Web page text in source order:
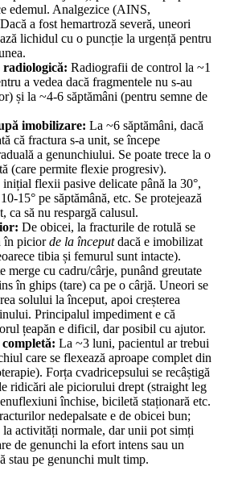
edemul. Analgezice (AINS,
a fost hemartroză severă, uneori
lichidul cu o puncție la urgență pentru
Radiografii de control la ~1
a vedea dacă fragmentele nu s-au
și la ~4-6 săptămâni (pentru semne de
imobilizare: La ~6 săptămâni, dacă
că fractura s-a unit, se începe
a genunchiului. Se poate trece la o
(care permite flexie progresiv).
flexii pasive delicate până la 30°,
15° pe săptămână, etc. Se protejează
ca să nu respargă calusul.
De obicei, la fracturile de rotulă se
în piciorde la începutdacă e imobilizat
tibia și femurul sunt intacte).
merge cu cadru/cârje, punând greutate
în ghips (tare) ca pe o cârjă. Uneori se
solului la început, apoi creșterea
Principalul impediment e că
țeapăn e dificil, dar posibil cu ajutor.
La ~3 luni, pacientul ar trebui
care se flexează aproape complet din
Forța cvadricepsului se recâștigă
ridicări ale piciorului drept (straight leg
închise, biciletă staționară etc.
nedepalsate e de obicei bun;
activități normale, dar unii pot simți
de genunchi la efort intens sau un
stau pe genunchi mult timp.